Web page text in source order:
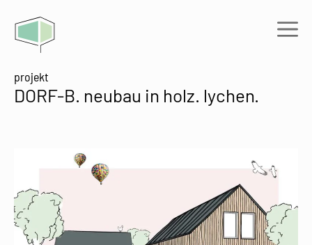
Inhalt
springen
projekt
DORF-B. neubau in holz. lychen.